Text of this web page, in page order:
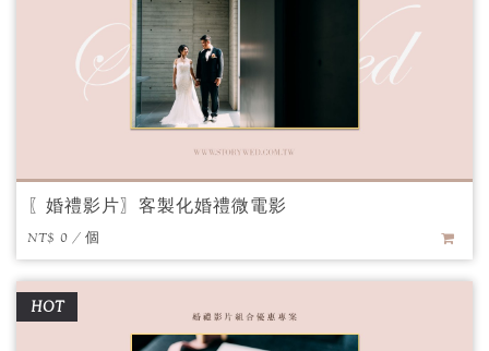
〖婚禮影片〗客製化婚禮微電影
NT$ 0 / 個
HOT